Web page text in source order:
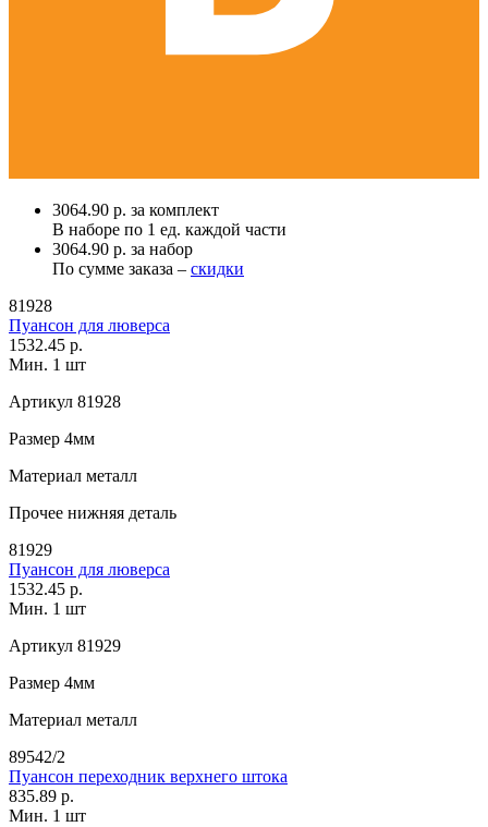
3064.90 р. за комплект
В наборе по 1 ед. каждой части
3064.90 р. за набор
По сумме заказа – скидки
81928
Пуансон для люверса
1532.45 р.
Мин. 1 шт
Артикул 81928
Размер 4мм
Материал металл
Прочее нижняя деталь
81929
Пуансон для люверса
1532.45 р.
Мин. 1 шт
Артикул 81929
Размер 4мм
Материал металл
89542/2
Пуансон переходник верхнего штока
835.89 р.
Мин. 1 шт